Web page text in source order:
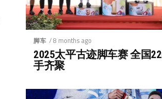
脚车 / 8 months ago
2025太平古迹脚车赛 全国
手齐聚